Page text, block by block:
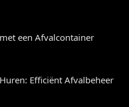
een Afvalcontainer
Efficiënt Afvalbeheer